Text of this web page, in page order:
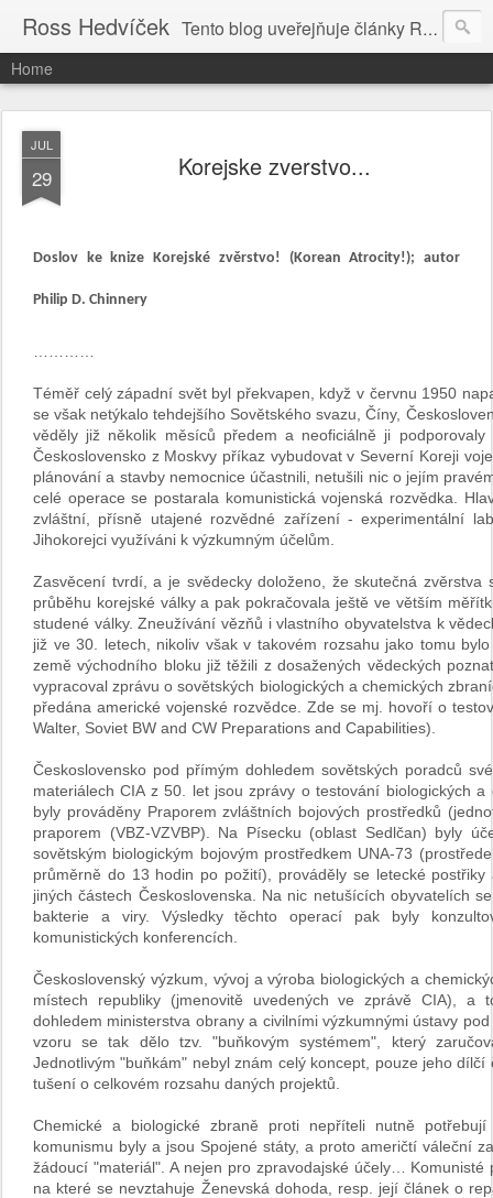
Ross Hedvíček Tento blog uveřejňuje články Ross Hedvíčka v češtině (pokud budu mit naladu) - s editacni pomoci Ludvika Dedika.
Home
JUL
29 Korejske zverstvo...
Doslov ke knize Korejské zvěrstvo! (Korean Atrocity!); autor
Philip D. Chinnery
Téměř celý západní svět byl překvapen, když v červnu 1950
se však netýkalo tehdejšího Sovětského svazu, Číny,
věděly již několik měsíců předem a neoficiálně ji
Československo z Moskvy příkaz vybudovat v Severní Koreji
plánování a stavby nemocnice účastnili, netušili nic o jejím
celé operace se postarala komunistická vojenská rozvědka.
zvláštní, přísně utajené rozvědné zařízení - experimentální
Jihokorejci využíváni k výzkumným účelům.
Zasvěcení tvrdí, a je svědecky doloženo, že skutečná
průběhu korejské války a pak pokračovala ještě ve větším
studené války. Zneužívání vězňů i vlastního obyvatelstva k
již ve 30. letech, nikoliv však v takovém rozsahu jako tomu
země východního bloku již těžili z dosažených vědeckých
vypracoval zprávu o sovětských biologických a chemických
předána americké vojenské rozvědce. Zde se mj. hovoří o
Walter, Soviet BW and CW Preparations and Capabilities).
Československo pod přímým dohledem sovětských poradců
materiálech CIA z 50. let jsou zprávy o testování biologických
byly prováděny Praporem zvláštních bojových prostředků
praporem (VBZ-VZVBP). Na Písecku (oblast Sedlčan) byly
sovětským biologickým bojovým prostředkem UNA-73
průměrně do 13 hodin po požití), prováděly se letecké
jiných částech Československa. Na nic netušících obyvatelích
bakterie a viry. Výsledky těchto operací pak byly
komunistických konferencích.
Československý výzkum, vývoj a výroba biologických a
místech republiky (jmenovitě uvedených ve zprávě CIA), a
dohledem ministerstva obrany a civilními výzkumnými ústavy
vzoru se tak dělo tzv. "buňkovým systémem", který
Jednotlivým "buňkám" nebyl znám celý koncept, pouze jeho
tušení o celkovém rozsahu daných projektů.
Chemické a biologické zbraně proti nepříteli nutně
komunismu byly a jsou Spojené státy, a proto američtí váleční
žádoucí "materiál". A nejen pro zpravodajské účely… Komunisté
na které se nevztahuje Ženevská dohoda, resp. její článek o